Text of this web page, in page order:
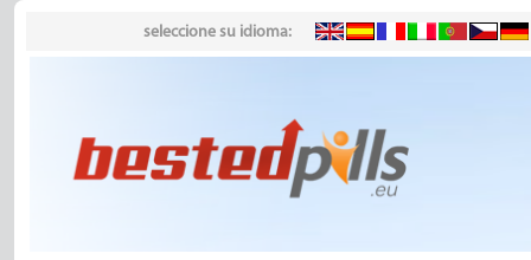
seleccione su idioma: